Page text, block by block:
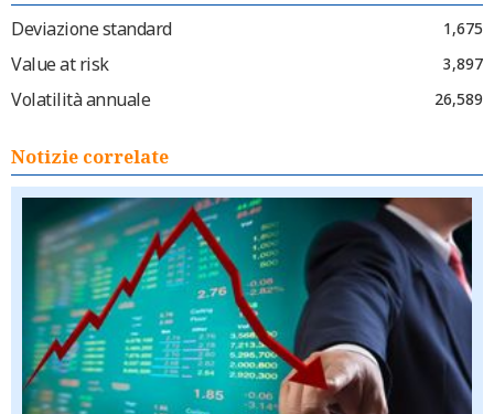
Deviazione standard
1,675
Value at risk 3,897
Volatilità annuale 26,589
Notizie correlate